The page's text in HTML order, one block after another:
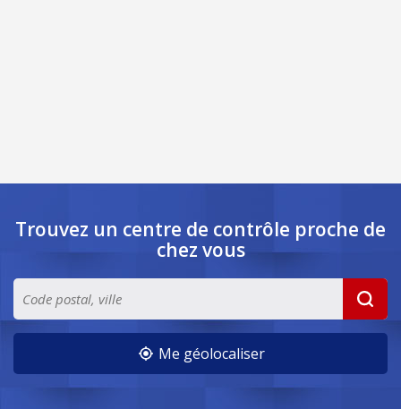
Trouvez un centre de contrôle proche de
chez vous
Me géolocaliser